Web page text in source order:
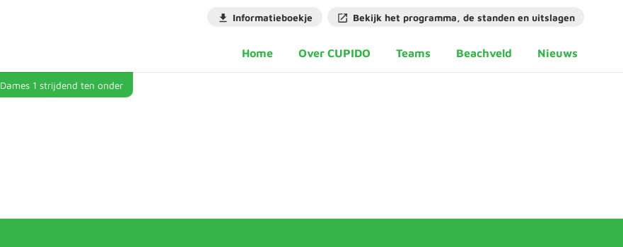
Informatieboekje Bekijk het programma, de standen en uitslagen
Home Over CUPIDO Teams Beachveld Nieuws
Dames 1 strijdend ten onder